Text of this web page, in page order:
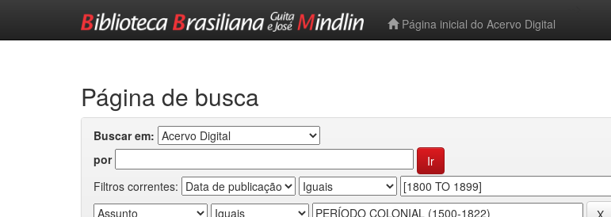
Página inicial do Acervo Digital
Página de busca
Buscar em:
por
Filtros correntes: